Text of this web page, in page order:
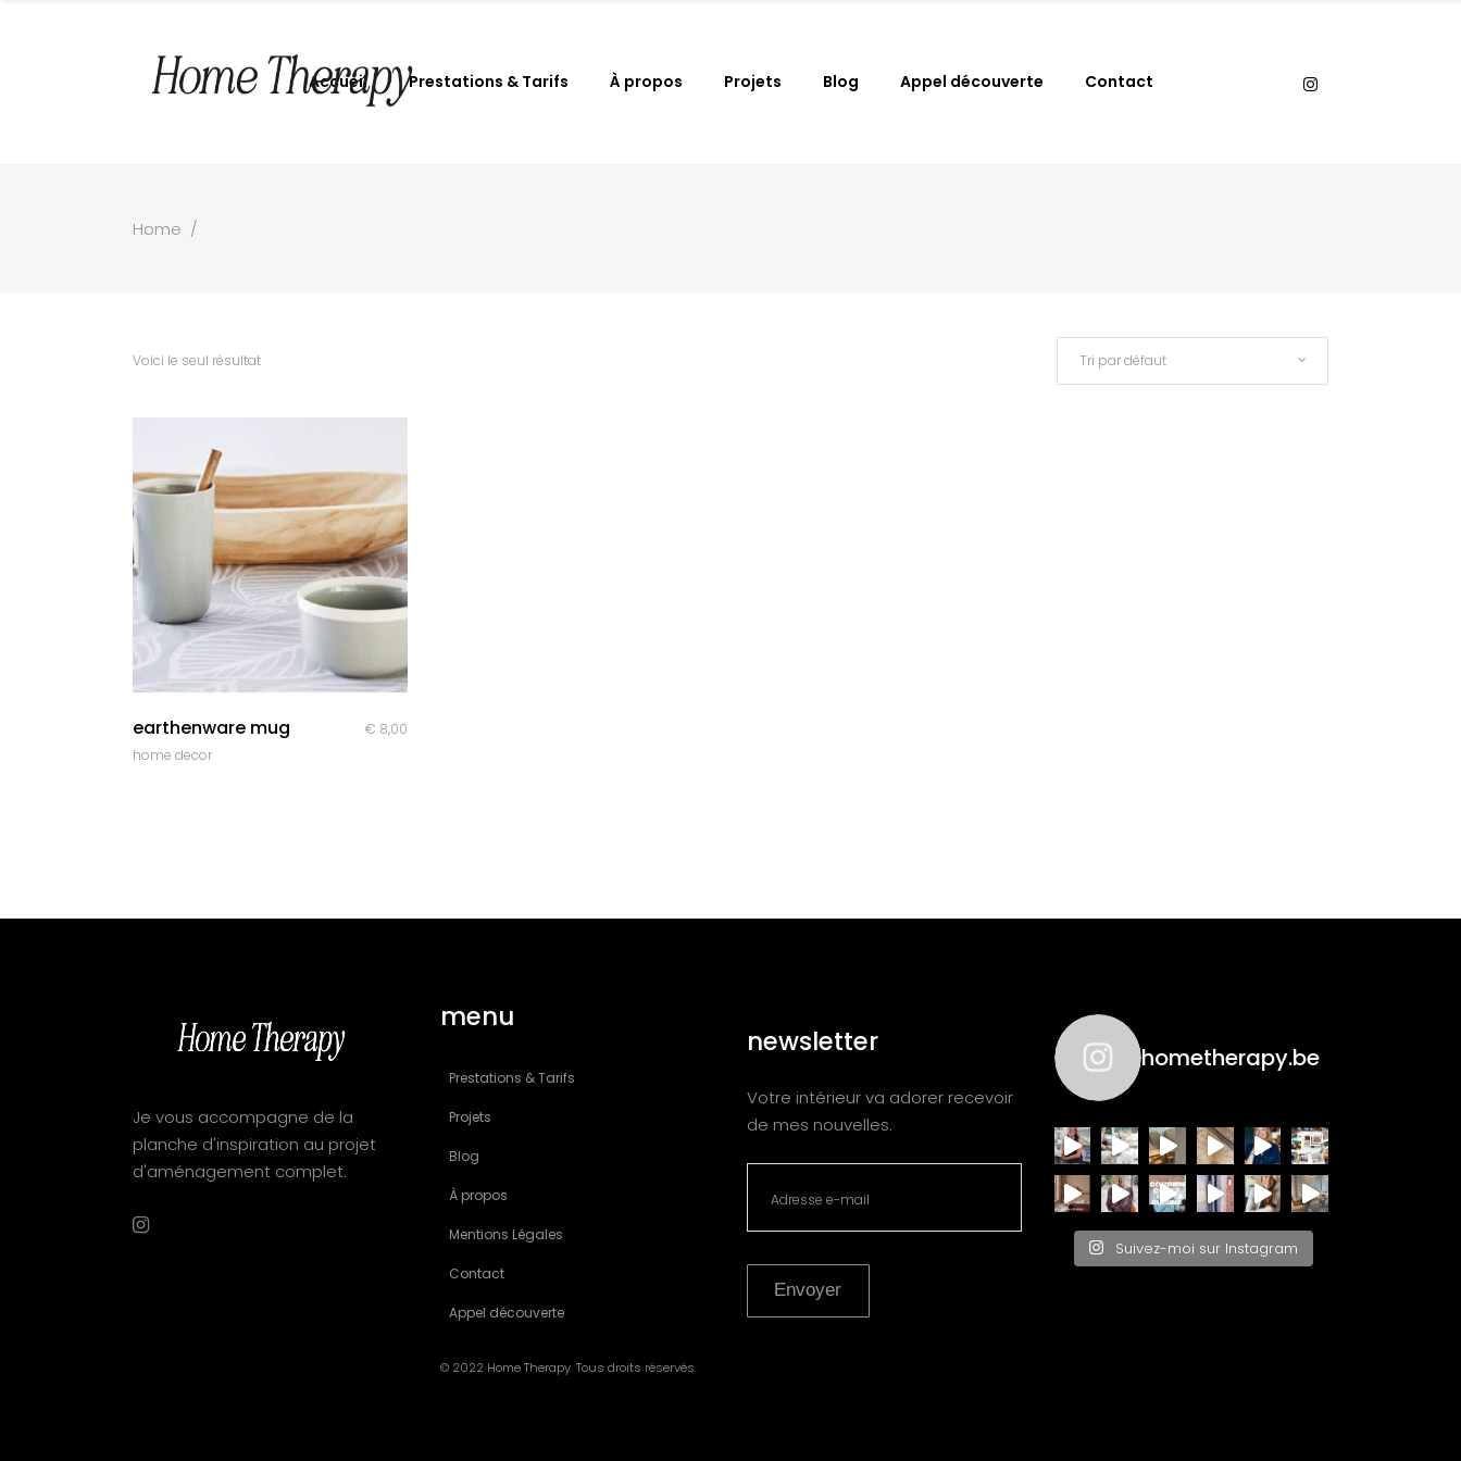
Accueil Prestations & Tarifs À propos Projets Blog Appel découverte Contact
Home /
Voici le seul résultat Tri par défaut
earthenware mug € 8,00
home decor
Je vous accompagne de la
planche d'inspiration au projet
d'aménagement complet.
menu
Prestations & Tarifs
Projets
Blog
À propos
Mentions Légales
Contact
Appel découverte
© 2022 Home Therapy. Tous droits réservés.
newsletter
Votre intérieur va adorer recevoir
de mes nouvelles.
Envoyer
hometherapy.be
Suivez-moi sur Instagram